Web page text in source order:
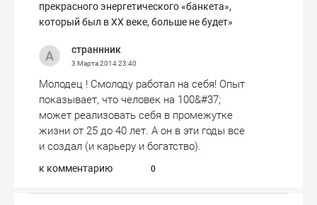
прекрасного энергетического «банкета»,
который был в ХХ веке, больше не будет»
страннник
3 Марта 201423:40
Молодец ! Смолоду работал на себя! Опыт
показывает, что человек на 100&#37;
может реализовать себя в промежутке
жизни от 25 до 40 лет. А он в эти годы все
и создал (и карьеру и богатство).
к комментарию 0